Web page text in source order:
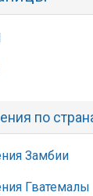
по
Замбии
Гватемалы